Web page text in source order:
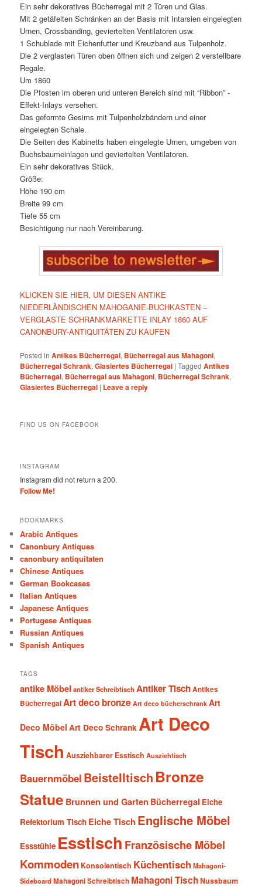
Ein sehr dekoratives Bücherregal mit 2 Türen und Glas.
Mit 2 getäfelten Schränken an der Basis mit Intarsien eingelegten
Urnen, Crossbanding, geviertelten Ventilatoren usw.
1 Schublade mit Eichenfutter und Kreuzband aus Tulpenholz.
Die 2 verglasten Türen oben öffnen sich und zeigen 2 verstellbare
Regale.
Um 1860
Die Pfosten im oberen und unteren Bereich sind mit “Ribbon” -
Effekt-Inlays versehen.
Das geformte Gesims mit Tulpenholzbändern und einer
eingelegten Schale.
Die Seiten des Kabinetts haben eingelegte Urnen, umgeben von
Buchsbaumeinlagen und geviertelten Ventilatoren.
Ein sehr dekoratives Stück.
Größe:
Höhe 190 cm
Breite 99 cm
Tiefe 55 cm
Besichtigung nur nach Vereinbarung.
KLICKEN SIE HIER, UM DIESEN ANTIKE
NIEDERLÄNDISCHEN MAHOGANIE-BUCHKASTEN –
VERGLASTE SCHRANKMARKETTE INLAY 1860 AUF
CANONBURY-ANTIQUITÄTEN ZU KAUFEN
Posted in Antikes Bücherregal, Bücherregal aus Mahagoni,
Bücherregal Schrank,Glasiertes Bücherregal |Tagged Antikes
Bücherregal, Bücherregal aus Mahagoni, Bücherregal Schrank,
Glasiertes Bücherregal | Leave a reply
FIND US ON FACEBOOK
INSTAGRAM
Instagram did not return a 200.
Follow Me!
BOOKMARKS
Arabic Antiques
Canonbury Antiques
canonbury antiquitaten
Chinese Antiques
German Bookcases
Italian Antiques
Japanese Antiques
Portugese Antiques
Russian Antiques
Spanish Antiques
TAGS
antike Möbel antiker Schreibtisch Antiker TischAntikes
BücherregalArt deco bronze Art deco bücherschrank Art
Deco Möbel Art Deco Schrank Art Deco
Tisch Ausziehbarer Esstisch Ausziehtisch
Bauernmöbel Beistelltisch Bronze
Statue Brunnen und Garten Bücherregal Eiche
Refektorium Tisch Eiche Tisch Englische Möbel
Essstühle Esstisch Französische Möbel
Kommoden Konsolentisch Küchentisch Mahagoni-
SideboardMahagoni Schreibtisch Mahagoni TischNussbaum